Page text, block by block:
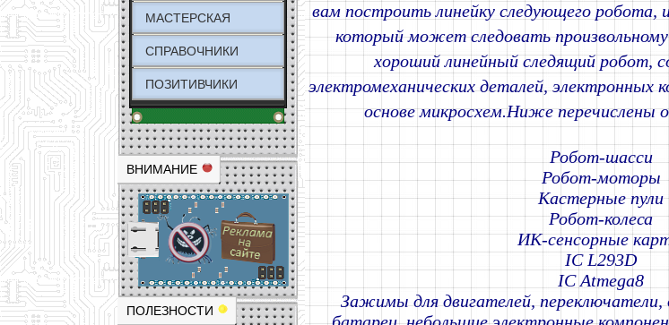
МАСТЕРСКАЯ
СПРАВОЧНИКИ
ПОЗИТИВЧИКИ
ВНИМАНИЕ
ПОЛЕЗНОСТИ
вам построить линейку следующего робота,
который может следовать
хороший линейный следящий робот,
электромеханических деталей, электронных
основе микросхем.Ниже перечислены
Робот-шасси
Робот-моторы
Кастерные пули
Робот-колеса
ИК-сенсорные
IC L293D
IC Atmega8
Зажимы для двигателей,
батареи, небольшие электронные